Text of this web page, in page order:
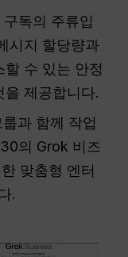
독의 주류입
시지 할당량과
수 있는 안정
제공합니다.
룹과 함께 작업
의 Grok 비즈
맞춤형 엔터
.